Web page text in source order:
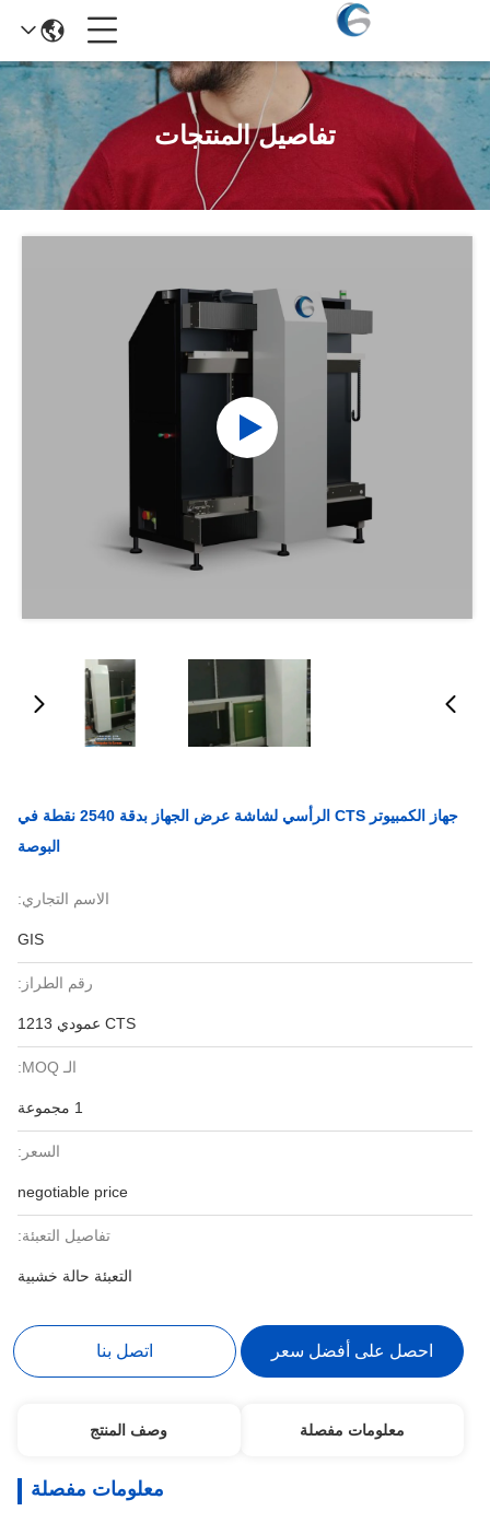
تفاصيل المنتجات
جهاز الكمبيوتر CTS الرأسي لشاشة عرض الجهاز بدقة 2540 نقطة في
البوصة
الاسم التجاري:
GIS
رقم الطراز:
CTS عمودي 1213
الـ MOQ:
1 مجموعة
السعر:
negotiable price
تفاصيل التعبئة:
التعبئة حالة خشبية
احصل على أفضل سعر اتصل بنا
معلومات مفصلة وصف المنتج
معلومات مفصلة